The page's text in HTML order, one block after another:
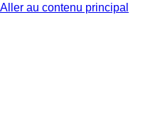
Aller au contenu principal